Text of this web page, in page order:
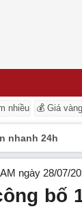
nhiều 💰 Giá vàng
nhanh 24h
ngày 28/07/
bố